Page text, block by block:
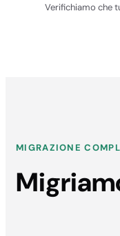
Verifichiamo che
MIGRAZIONE